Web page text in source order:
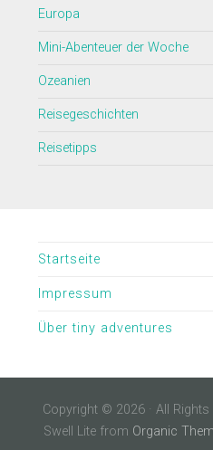
Europa
Mini-Abenteuer der Woche
Ozeanien
Reisegeschichten
Reisetipps
Startseite
Impressum
Über tiny adventures
Copyright © 2026 · All Rights
Swell Lite from Organic